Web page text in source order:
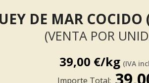
DE MAR COCIDO
(VENTA POR
39,00 €/kg (IVA